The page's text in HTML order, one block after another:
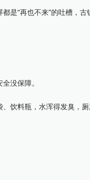
是“再也不来”的吐槽，
没保障。
料瓶，水浑得发臭，厕